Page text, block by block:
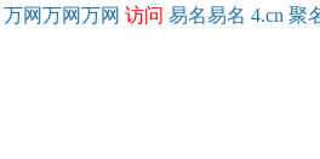
万网万网万网 访问 易名易名 4.cn 聚